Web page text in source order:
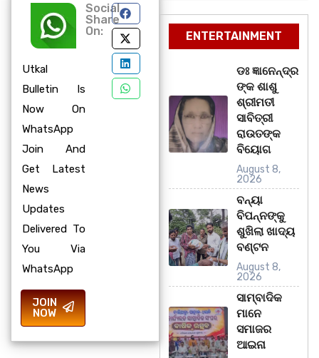
Utkal
Bulletin Is
Now On
WhatsApp
Join And
Get Latest
News
Updates
Delivered To
You Via
WhatsApp
JOIN
NOW
Social
Share
On:
ENTERTAINMENT
ଡଃ ଜ୍ଞାନେନ୍ଦ୍ର
ଙ୍କ ଶାଶୁ
ଶ୍ରୀମତୀ
ସାବିତ୍ରୀ
ରାଉତଙ୍କ
ବିୟୋଗ
August 8,
2026
ବନ୍ୟା
ବିପନ୍ନଙ୍କୁ
ଶୁଖିଲା ଖାଦ୍ୟ
ବଣ୍ଟନ
August 8,
2026
ସାମ୍ବାଦିକ
ମାନେ
ସମାଜର
ଆଇନା